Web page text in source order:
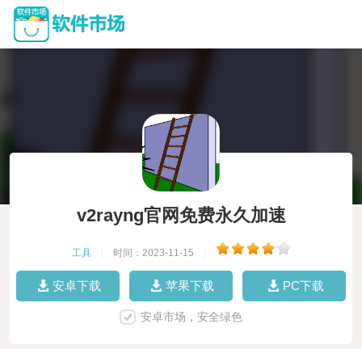
v2rayng官网免费永久加速
工具 时间：2023-11-15
安卓下载 苹果下载 PC下载
安卓市场，安全绿色